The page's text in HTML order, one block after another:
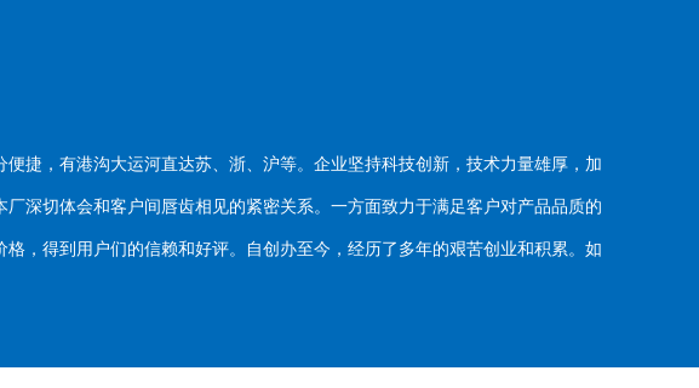
捷，有港沟大运河直达苏、浙、沪等。企业坚持科技创新，技术力量雄厚，加
切体会和客户间唇齿相见的紧密关系。一方面致力于满足客户对产品品质的
得到用户们的信赖和好评。自创办至今，经历了多年的艰苦创业和积累。如